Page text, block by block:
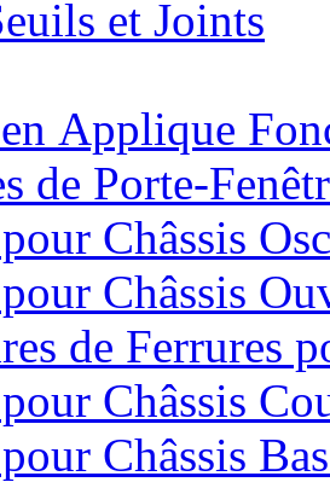
et Joints
Applique
de Porte-
Châssis
Châssis
de Ferrures
Châssis
Châssis